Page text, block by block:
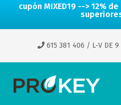
cupón MIXED19 --> 12%
615 381 406 / L-V DE 9